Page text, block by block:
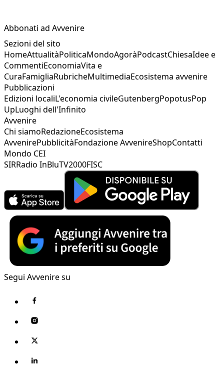
Abbonati ad Avvenire
Sezioni del sito
HomeAttualitàPoliticaMondoAgoràPodcastChiesaIdee e
CommentiEconomiaVita e
CuraFamigliaRubricheMultimediaEcosistema avvenire
Pubblicazioni
Edizioni localiL'economia civileGutenbergPopotusPop
UpLuoghi dell'Infinito
Avvenire
Chi siamoRedazioneEcosistema
AvvenirePubblicitàFondazione AvvenireShopContatti
Mondo CEI
SIRRadio InBluTV2000FISC
Segui Avvenire su